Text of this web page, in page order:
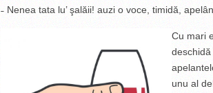
˗ Nenea tata lu’ şalăii! auzi o voce, timidă,
Cu mari
unu al